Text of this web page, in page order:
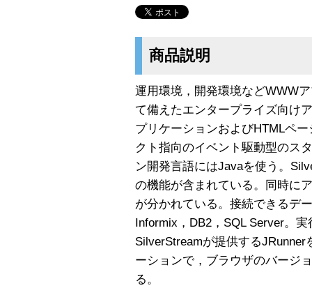
商品説明
運用環境，開発環境などWWW
て備えたエンタープライズ向け
プリケーションおよびHTMLペ
クト指向のイベント駆動型のス
ン開発言語にはJavaを使う。
の機能が含まれている。同時に
が分かれている。接続できるデ
Informix，DB2，SQL Server。
SilverStreamが提供する
ーションで，ブラウザのバージ
る。